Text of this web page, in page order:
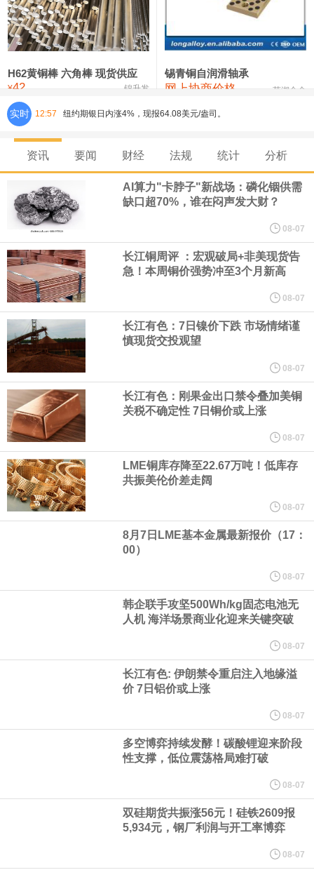
铸造铝合金锭(ZLD104) 24,300—24,500 24,400
压铸锌合金锭 26,500—26,700
氯化镍 38,300—40,300 39,300 0
H62黄铜棒 六角棒 现货供应
¥42 锦升发
锡青铜自润滑轴承
网上协商价格 芜湖合金
实时 12:57 纽约期银日内涨4%，现报64.08美元/盎司。
经过多年研发创新和技术积累，公司逐步形成了包括一体化关节集
成技术、高紧凑度机器人身体集成技术、机器人激光雷达全自研核
心技术等多项已商业化应用的核心技术并已应用于公司的高性能通
用人形机器人、四足机器人等产品。
美国总统特朗普6日否认他对国防部长赫格塞思不满，称对赫格塞思
所做的工作“非常满意”。特朗普在社交媒体上发帖称，一些媒体有关
他与赫格塞思就弹药短缺问题发生冲突的报道是“完全没有根据的谣
言”，他对赫格塞思所做的工作“非常满意”。
纽约期银突破64美元/盎司，日内涨3.91%。
据报道，威刚近日在法说会上表示，在需求增加、价格走高及货源
稳定的三大有利因素带动下，预期第3季度营运将优于第2季度，并
美国国会预算办公室（CBO）于当地时间5日发布报告称，美国海军
计划建造的15艘核动力“特朗普级”（Trump-class）战列舰，从研发
到采购的总费用可能高达2750亿美元，为美国有史以来最昂贵的水
面战舰项目之一。 根据CBO的初步估算，首舰造价约234亿美元，
后续14艘平均每艘约180亿美元。
黄金价格有望录得自今年1月以来最大单周涨幅。油价走弱为金价提
供支撑，同时投资者正等待美国非农就业数据，以寻找美国利率前
景的线索。StoneX高级分析师马特·辛普森表示，中东和平前景改善
资讯 要闻 财经 法规 统计 分析
AI算力"卡脖子"新战场：磷化铟供需
缺口超70%，谁在闷声发大财？
08-07
长江铜周评 ：宏观破局+非美现货告
急！本周铜价强势冲至3个月新高
08-07
长江有色：7日镍价下跌 市场情绪谨
慎现货交投观望
08-07
长江有色：刚果金出口禁令叠加美铜
关税不确定性 7日铜价或上涨
08-07
LME铜库存降至22.67万吨！低库存
共振美伦价差走阔
08-07
8月7日LME基本金属最新报价（17：
00）
08-07
韩企联手攻坚500Wh/kg固态电池无
人机 海洋场景商业化迎来关键突破
08-07
长江有色: 伊朗禁令重启注入地缘溢
价 7日铝价或上涨
08-07
多空博弈持续发酵！碳酸锂迎来阶段
性支撑，低位震荡格局难打破
08-07
双硅期货共振涨56元！硅铁2609报
5,934元，钢厂利润与开工率博弈
08-07